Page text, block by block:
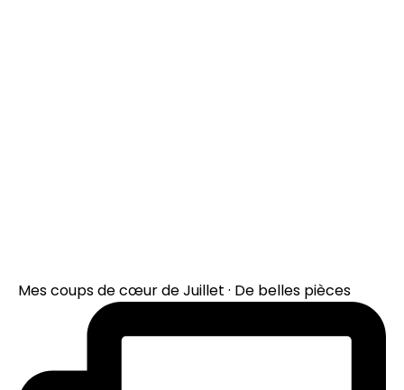
Mes coups de cœur de Juillet · De belles pièces